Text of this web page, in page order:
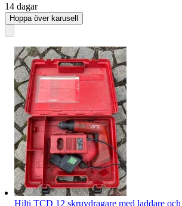
14 dagar
Hoppa över karusell
Hilti TCD 12 skruvdragare med laddare och